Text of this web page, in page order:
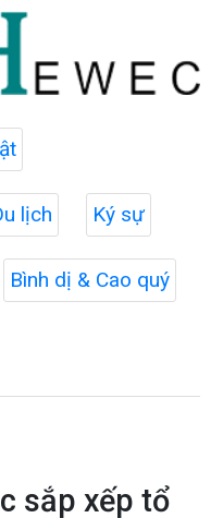
lịch Ký sự
Bình dị & Cao quý
sắp xếp tổ